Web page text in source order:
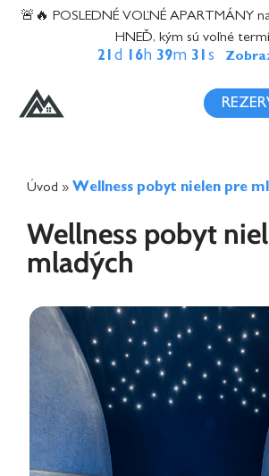
content
🚨🔥 POSLEDNÉ VOĽNÉ APARTMÁNY
HNEĎ, kým sú voľné
21 d 16h 39m 31 s
Úvod » Wellness pobyt nielen pre
Wellness pobyt
mladých